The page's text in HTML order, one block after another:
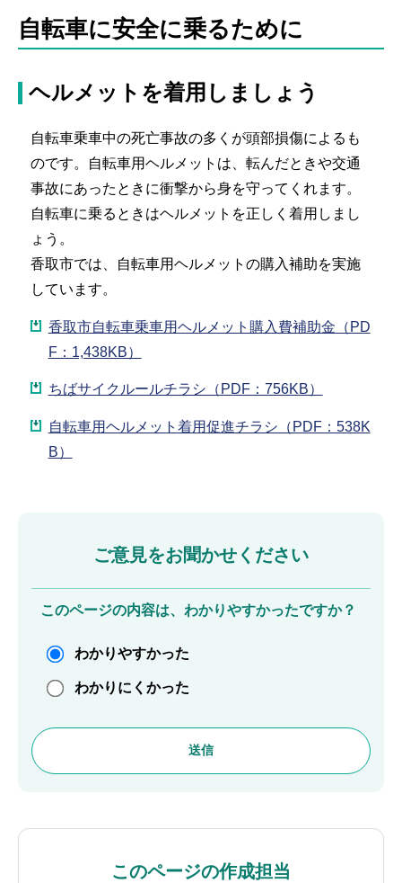
自転車に安全に乗るために
ヘルメットを着用しましょう
自転車乗車中の死亡事故の多くが頭部損傷によるも
のです。自転車用ヘルメットは、転んだときや交通
事故にあったときに衝撃から身を守ってくれます。
自転車に乗るときはヘルメットを正しく着用しまし
ょう。
香取市では、自転車用ヘルメットの購入補助を実施
しています。
香取市自転車乗車用ヘルメット購入費補助金（PD
F：1,438KB）
ちばサイクルールチラシ（PDF：756KB）
自転車用ヘルメット着用促進チラシ（PDF：538K
B）
ご意見をお聞かせください
このページの内容は、わかりやすかったですか？
わかりやすかった
わかりにくかった
このページの作成担当